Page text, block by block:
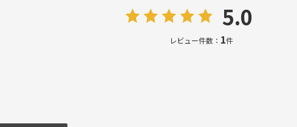
5.0
レビュー件数： 1件